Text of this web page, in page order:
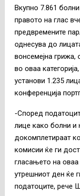
Вкупно 7.861
правото на глас
предвремените
однесува до
вонсемејна грижа,
во оваа
установи 1.235
конференција
-Според
лице како болни и
докомплетираат
комисии ќе ги
гласањето на оваа
утрешниот ден ќе
податоците, рече